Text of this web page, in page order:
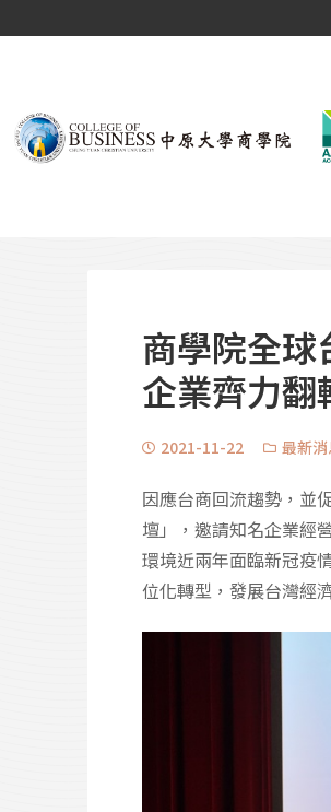
商學院全球
企業齊力翻
2021-11-22 最新消
因應台商回流趨勢，並
壇」，邀請知名企業經
環境近兩年面臨新冠疫
位化轉型，發展台灣經